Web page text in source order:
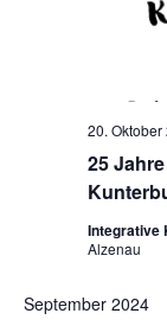
25
20. Oktober
Integrative
Alzenau
September 2024